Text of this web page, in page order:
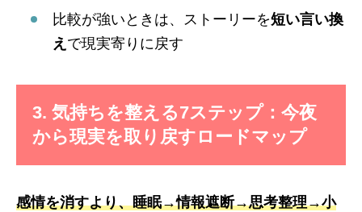
比較が強いときは、ストーリーを短い言い換
え で現実寄りに戻す
3. 気持ちを整える7ステップ：今夜
から現実を取り戻すロードマップ
感情を消すより、睡眠→情報遮断→思考整理→小